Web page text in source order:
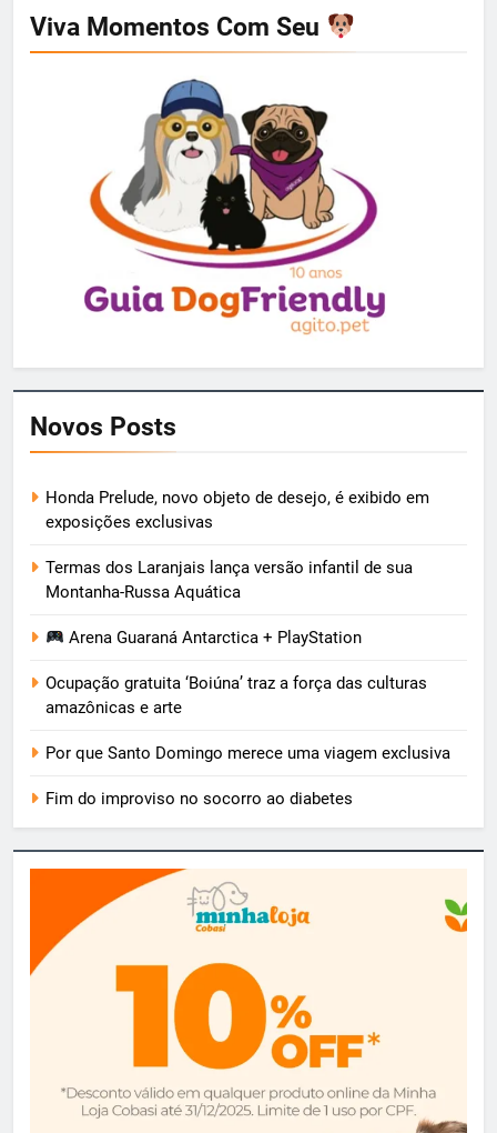
Viva Momentos Com Seu
Novos Posts
Honda Prelude, novo objeto de desejo, é exibido em
exposições exclusivas
Termas dos Laranjais lança versão infantil de sua
Montanha-Russa Aquática
Arena Guaraná Antarctica + PlayStation
Ocupação gratuita ‘Boiúna’ traz a força das culturas
amazônicas e arte
Por que Santo Domingo merece uma viagem exclusiva
Fim do improviso no socorro ao diabetes